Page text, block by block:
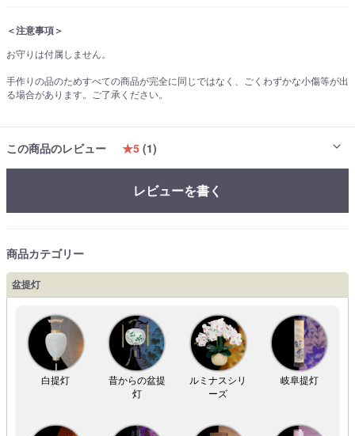
＜注意事項＞
お守りは付属しません。
手作りの品のためすべての商品が完全に同じではなく、ごくわずかな小傷等が出
る場合があります。ご了承ください。
この商品のレビュー ★5 (1)
レビューを書く
商品カテゴリー
盆提灯
白提灯
昔からの盆提
灯
ルミナスシリ
ーズ
岐阜提灯